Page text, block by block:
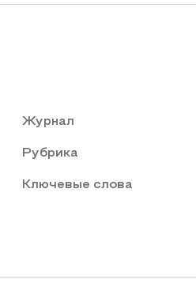
Журнал
Рубрика
Ключевые слова